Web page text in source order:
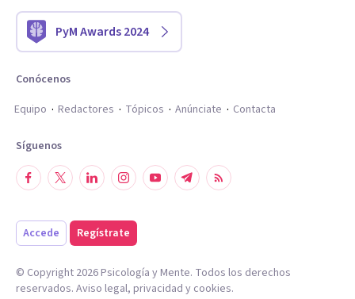
PyM Awards 2024
Conócenos
Equipo
Redactores Tópicos Anúnciate Contacta
Síguenos
Accede Regístrate
© Copyright 2026Psicología y Mente. Todos los derechos
reservados. Aviso legal, privacidad y cookies.